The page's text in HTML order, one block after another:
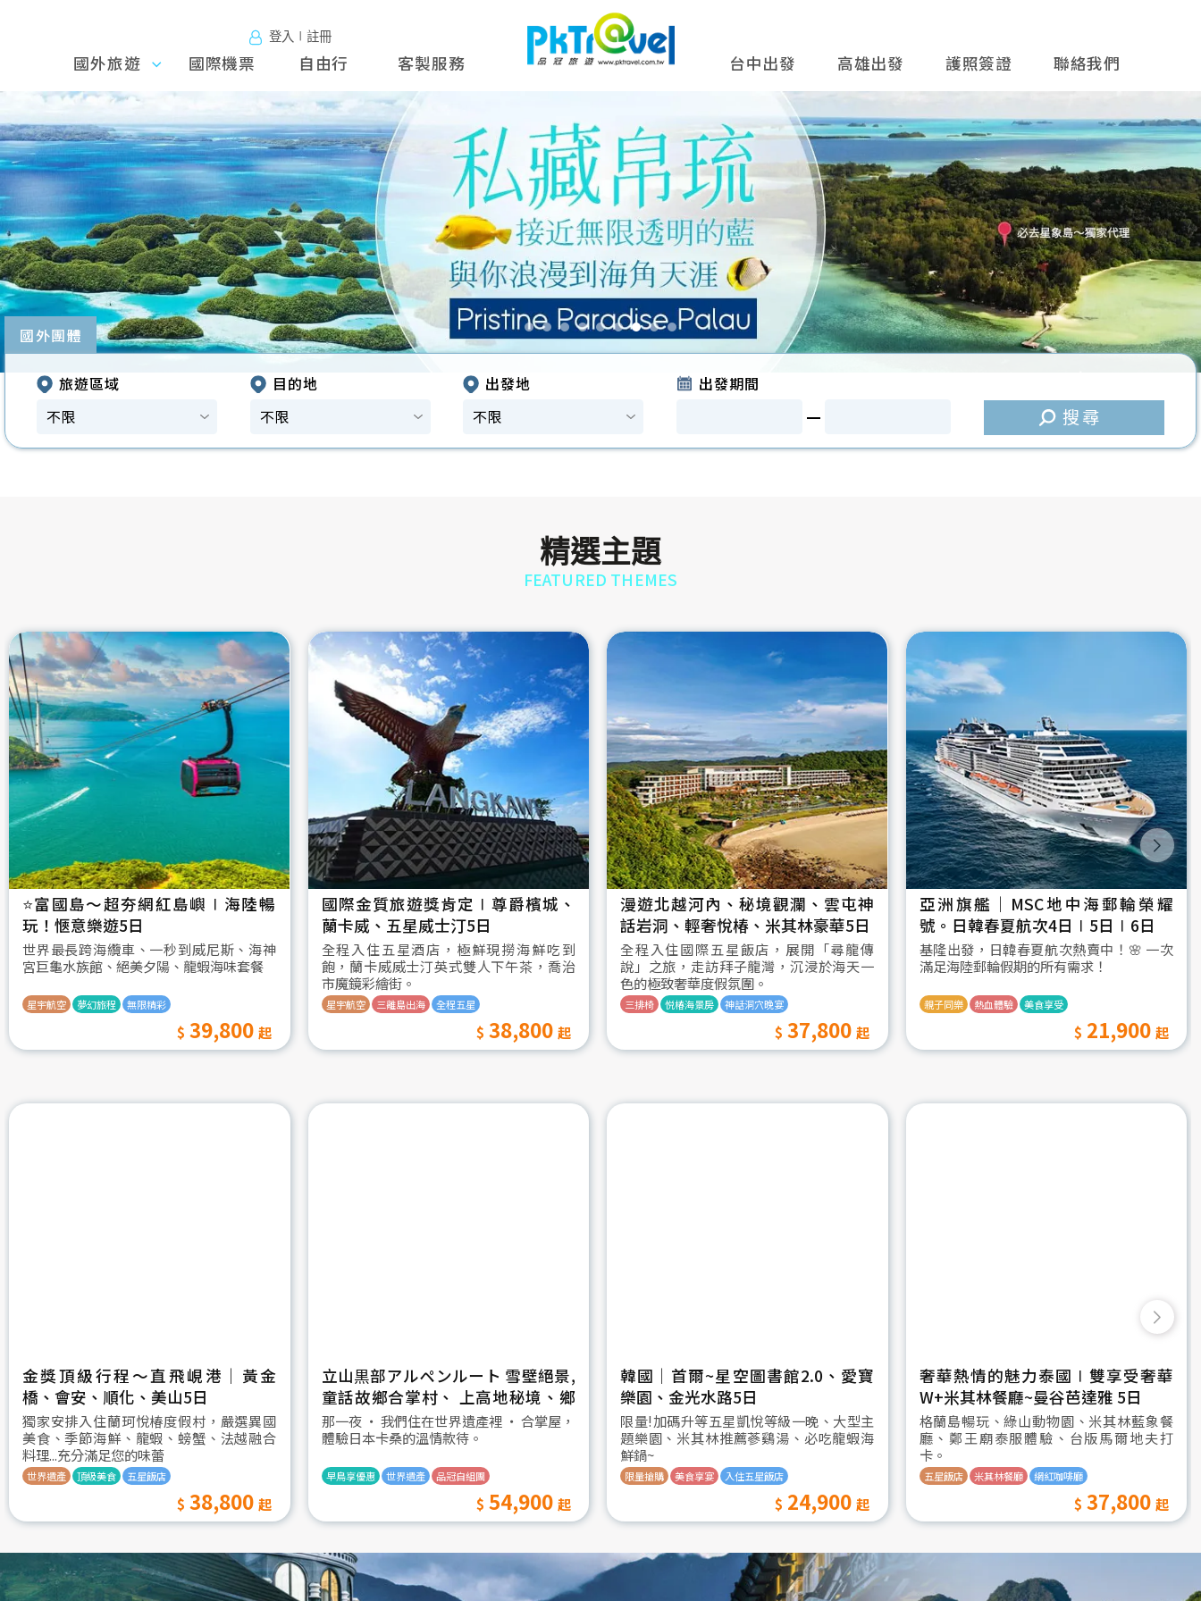
登入∣註冊
國外旅
遊
國外旅遊 國際機票 自由行 客製服務 台中出發 高雄出發 護照簽證 聯絡我們
往前 往後
國外團體
旅遊區域 目的地 出發地 出發期間
精選主題
FEATURED THEMES
⭐️富國島～超夯網紅島嶼∣海陸暢
玩！愜意樂遊5日
世界最長跨海纜車、一秒到威尼斯、海神
宮巨龜水族館、絕美夕陽、龍蝦海味套餐
星宇航空 夢幻旅程 無限精彩
39,800
國際金質旅遊獎肯定∣尊爵檳城、
蘭卡威、五星威士汀5日
全程入住五星酒店，極鮮現撈海鮮吃到
飽，蘭卡威威士汀英式雙人下午茶，喬治
市魔鏡彩繪街。
星宇航空 三離島出海 全程五星
38,800
漫遊北越河內、秘境觀瀾、雲屯神
話岩洞、輕奢悅椿、米其林豪華5日
全程入住國際五星飯店，展開「尋龍傳
說」之旅，走訪拜子龍灣，沉浸於海天一
色的極致奢華度假氛圍。
三排椅 悦椿海景房 神話洞穴晚宴
37,800
亞洲旗艦｜MSC地中海郵輪榮耀
號。日韓春夏航次4日∣5日∣6日
基隆出發，日韓春夏航次熱賣中！🌸 一次
滿足海陸郵輪假期的所有需求！
親子同樂 熱血體驗 美食享受
21,900
金獎頂級行程～直飛峴港｜黃金
橋、會安、順化、美山5日
獨家安排入住蘭珂悅椿度假村，嚴選異國
美食、季節海鮮、龍蝦、螃蟹、法越融合
料理...充分滿足您的味蕾
世界遺產 頂級美食 五星飯店
38,800
立山黒部アルペンルート 雪壁絕景,
童話故鄉合掌村、 上高地秘境、鄉
村古街町5日
那一夜 ‧ 我們住在世界遺產裡 ‧ 合掌屋，
體驗日本卡桑的溫情款待。
早鳥享優惠 世界遺產 品冠自組團
54,900
韓國│首爾~星空圖書館2.0、愛寶
樂園、金光水路5日
限量!加碼升等五星凱悅等級一晚、大型主
題樂園、米其林推薦蔘鷄湯、必吃龍蝦海
鮮鍋~
限量搶購 美食享宴 入住五星飯店
24,900
奢華熱情的魅力泰國∣雙享受奢華
W+米其林餐廳~曼谷芭達雅 5日
格蘭島暢玩、綠山動物園、米其林藍象餐
廳、鄭王廟泰服體驗、台版馬爾地夫打
卡。
五星飯店 米其林餐廳 網紅咖啡廳
37,800